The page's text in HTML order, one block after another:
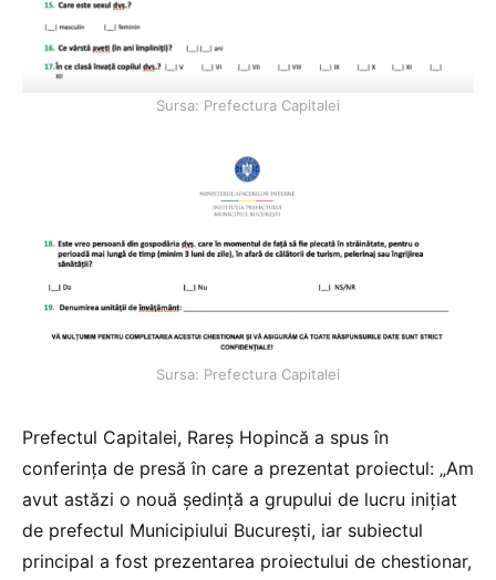
Sursa: Prefectura Capitalei
Sursa: Prefectura Capitalei
Prefectul Capitalei, Rareş Hopincă a spus în
conferința de presă în care a prezentat proiectul: „Am
avut astăzi o nouă şedinţă a grupului de lucru iniţiat
de prefectul Municipiului Bucureşti, iar subiectul
principal a fost prezentarea proiectului de chestionar,